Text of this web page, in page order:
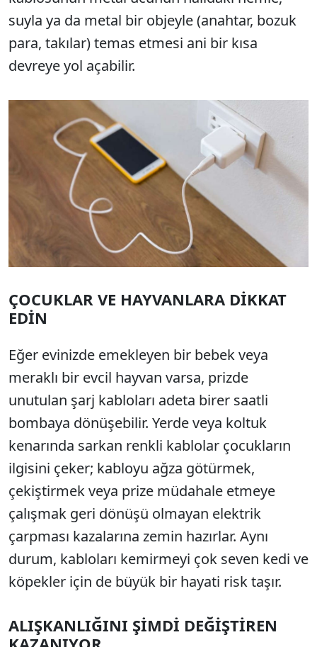
suyla ya da metal bir objeyle (anahtar, bozuk
para, takılar) temas etmesi ani bir kısa
devreye yol açabilir.
ÇOCUKLAR VE HAYVANLARA DİKKAT
EDİN
Eğer evinizde emekleyen bir bebek veya
meraklı bir evcil hayvan varsa, prizde
unutulan şarj kabloları adeta birer saatli
bombaya dönüşebilir. Yerde veya koltuk
kenarında sarkan renkli kablolar çocukların
ilgisini çeker; kabloyu ağza götürmek,
çekiştirmek veya prize müdahale etmeye
çalışmak geri dönüşü olmayan elektrik
çarpması kazalarına zemin hazırlar. Aynı
durum, kabloları kemirmeyi çok seven kedi ve
köpekler için de büyük bir hayati risk taşır.
ALIŞKANLIĞINI ŞİMDİ DEĞİŞTİREN